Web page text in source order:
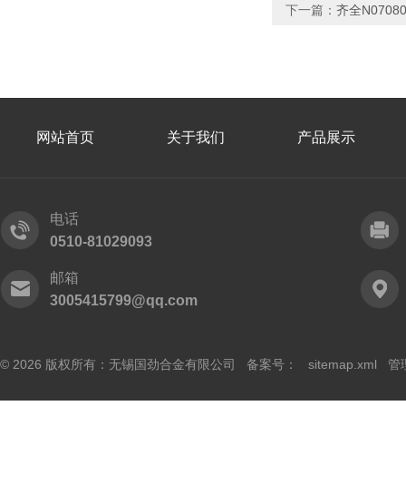
下一篇： 齐全
网站首页 关于我们 产品展示
电话
0510-81029093
邮箱
3005415799@qq.com
© 2026 版权所有：无锡国劲合金有限公司 备案号： sitemap.xml 管